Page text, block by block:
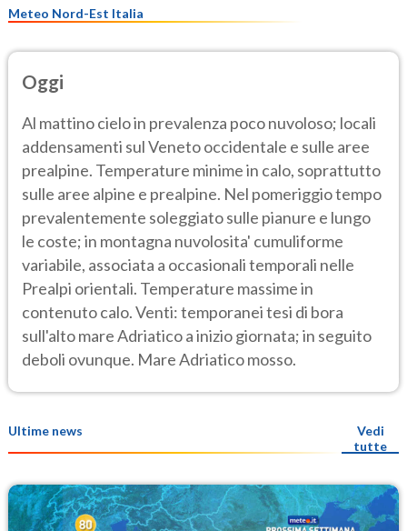
Meteo Nord-Est Italia
Oggi
Al mattino cielo in prevalenza poco nuvoloso; locali
addensamenti sul Veneto occidentale e sulle aree
prealpine. Temperature minime in calo, soprattutto
sulle aree alpine e prealpine. Nel pomeriggio tempo
prevalentemente soleggiato sulle pianure e lungo
le coste; in montagna nuvolosita' cumuliforme
variabile, associata a occasionali temporali nelle
Prealpi orientali. Temperature massime in
contenuto calo. Venti: temporanei tesi di bora
sull'alto mare Adriatico a inizio giornata; in seguito
deboli ovunque. Mare Adriatico mosso.
Ultime news
Vedi
tutte